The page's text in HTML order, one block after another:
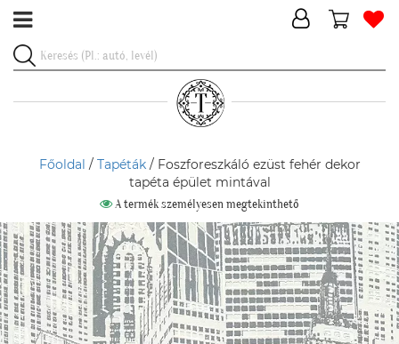
Főoldal / Tapéták/ Foszforeszkáló ezüst fehér dekor
tapéta épület mintával
A termék személyesen megtekinthető